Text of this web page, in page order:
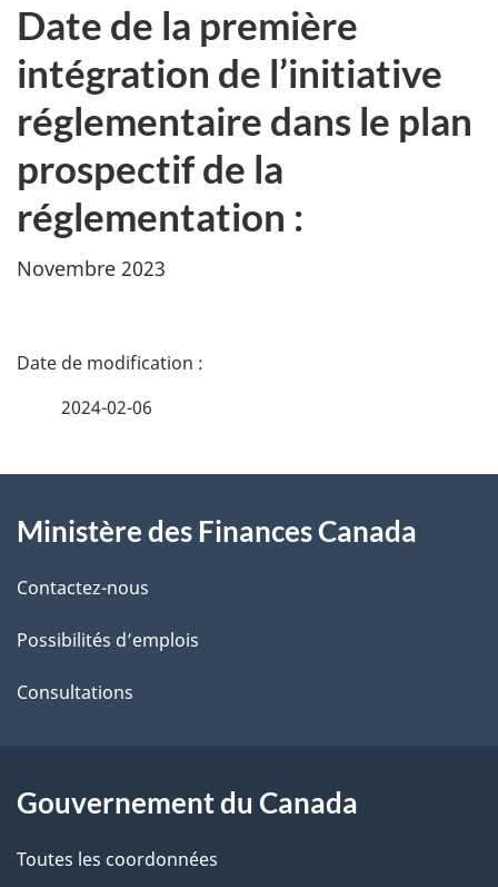
Date de la première
intégration de l’initiative
réglementaire dans le plan
prospectif de la
réglementation :
Novembre 2023
D
i
l
s
d
l
2024-02-06
propos
de
ce
site
Ministère des Finances Canada
Contactez-nous
Possibilités d’emplois
Consultations
Gouvernement du Canada
Toutes les coordonnées